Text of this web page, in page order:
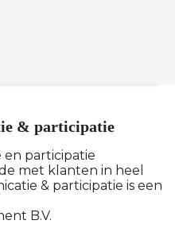
& participatie
en participatie
met klanten in heel
& participatie is een
B.V.